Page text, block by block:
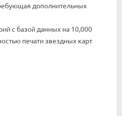
дополнительных
с базой данных на 10,000
печати звездных карт